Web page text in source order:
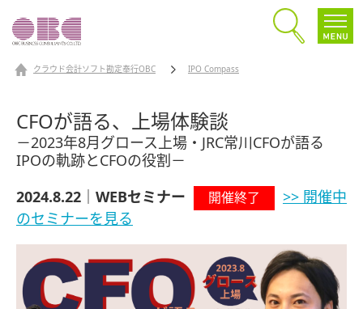
クラウド会計ソフト勘定奉行OBC IPO Compass
CFOが語る、上場体験談
－2023年8月グロース上場・JRC常川CFOが語る
IPOの軌跡とCFOの役割－
2024.8.22｜WEBセミナー 開催終了
>> 開催中
のセミナーを見る